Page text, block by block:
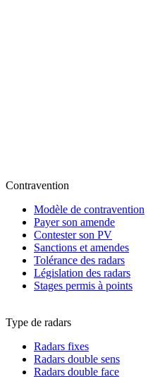
Contravention
Modèle de contravention
Payer son amende
Contester son PV
Sanctions et amendes
Tolérance des radars
Législation des radars
Stages permis à points
Type de radars
Radars fixes
Radars double sens
Radars double face